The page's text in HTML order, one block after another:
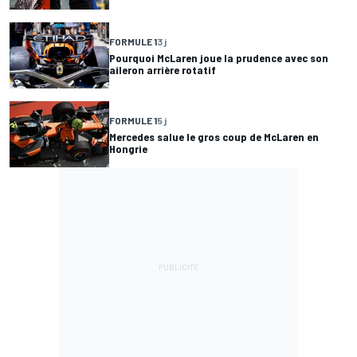
FORMULE 13 j
Pourquoi McLaren joue la prudence avec son
aileron arrière rotatif
FORMULE 15 j
Mercedes salue le gros coup de McLaren en
Hongrie